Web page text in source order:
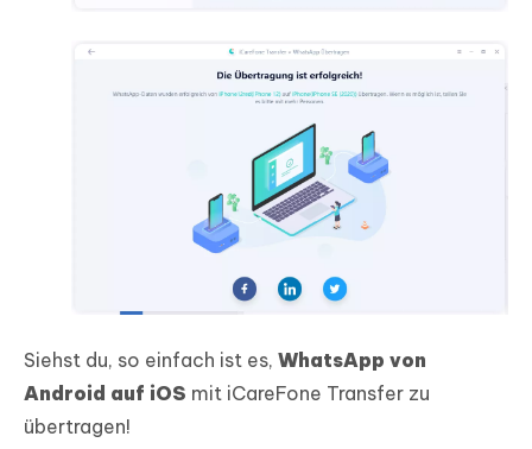
Siehst du, so einfach ist es, WhatsApp von
Android auf iOS mit iCareFone Transfer zu
übertragen!